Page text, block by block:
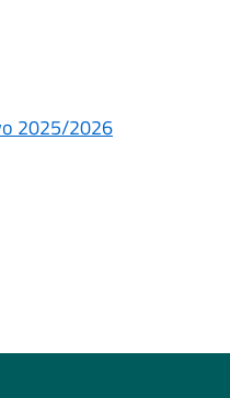
2025/2026